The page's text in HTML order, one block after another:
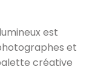
est
et
créative